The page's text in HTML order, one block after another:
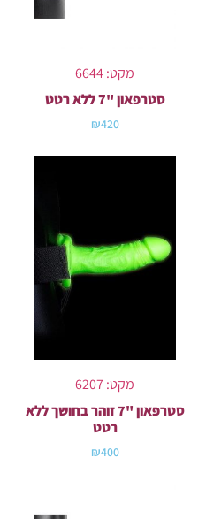
מקט: 6644
סטרפאון "7 ללא רטט
₪420
מקט: 6207
סטרפאון "7 זוהר בחושך ללא
רטט
₪400